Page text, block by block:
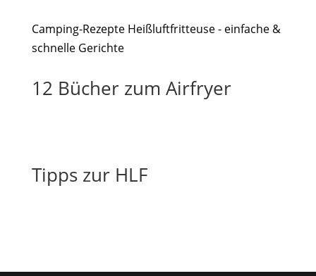
Camping-Rezepte Heißluftfritteuse - einfache &
schnelle Gerichte
12 Bücher zum Airfryer
Tipps zur HLF